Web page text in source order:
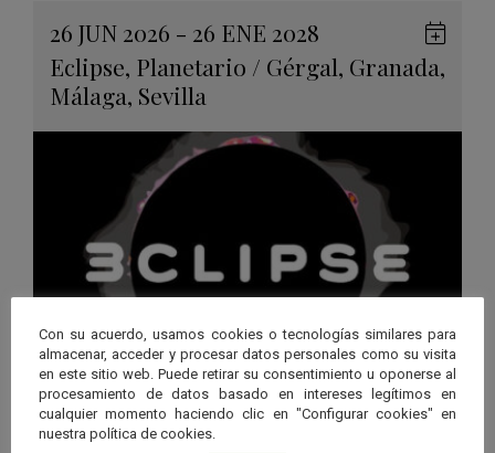
26 JUN 2026 - 26 ENE 2028
Eclipse, Planetario / Gérgal, Granada,
Málaga, Sevilla
en
“3CLIPSE”, una experiencia
inmersiva para descubrir los
Con su acuerdo, usamos cookies o tecnologías similares para
almacenar, acceder y procesar datos personales como su visita
en este sitio web. Puede retirar su consentimiento u oponerse al
procesamiento de datos basado en intereses legítimos en
cualquier momento haciendo clic en "Configurar cookies" en
nuestra política de cookies.